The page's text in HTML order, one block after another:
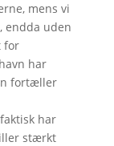
mens vi
endda uden
for
har
fortæller
har
stærkt